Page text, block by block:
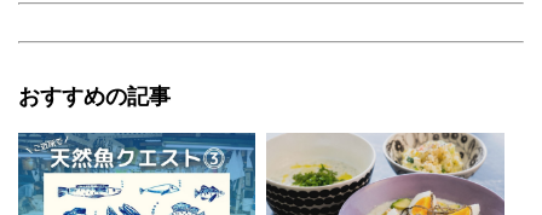
おすすめの記事